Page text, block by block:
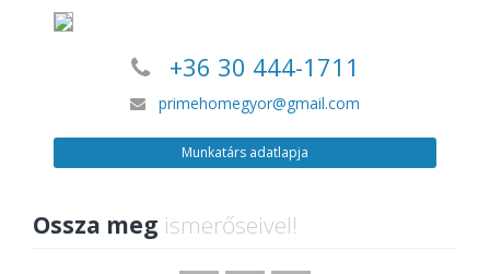
+36 30 444-1711
primehomegyor@gmail.com
Munkatárs adatlapja
Ossza meg ismerőseivel!